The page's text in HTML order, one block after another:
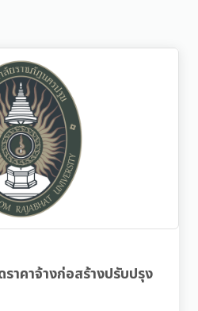
าคาจ้างก่อสร้างปรับปรุง